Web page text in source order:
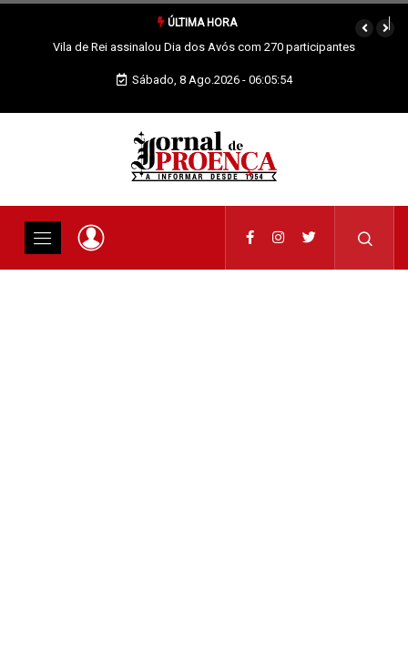
ÚLTIMA HORA
Vila de Rei assinalou Dia dos Avós com 270 participantes
Sábado, 8 Ago.2026 - 06:05:55